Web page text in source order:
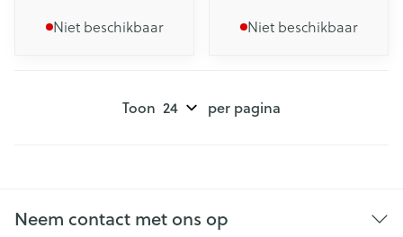
Niet beschikbaar Niet beschikbaar
Toon per pagina
Neem contact met ons op